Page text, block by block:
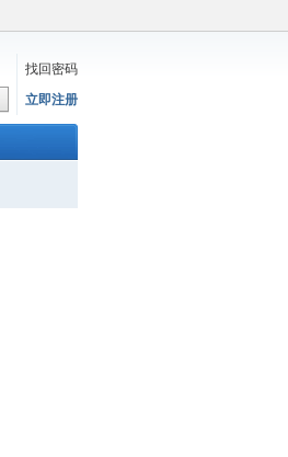
找回密码
立即注册